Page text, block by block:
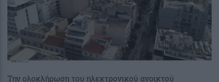
Την ολοκλήρωση του ηλεκτρονικού ανοικτού